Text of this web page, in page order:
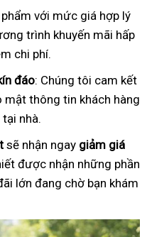
với mức giá hợp lý
trình khuyến mãi hấp
chi phí.
đáo: Chúng tôi cam kết
mật thông tin khách hàng
nhà.
sẽ nhận ngay giảm giá
được nhận những phần
lớn đang chờ bạn khám